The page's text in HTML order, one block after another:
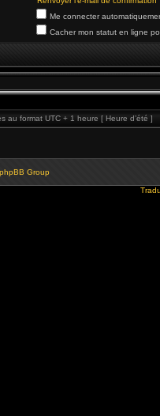
Me connecter
Cacher mon statut en ligne
au format UTC + 1 heure [ Heure d’été ]
Group